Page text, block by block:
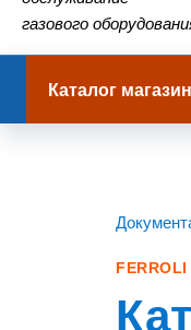
газового
Каталог
FERROLI